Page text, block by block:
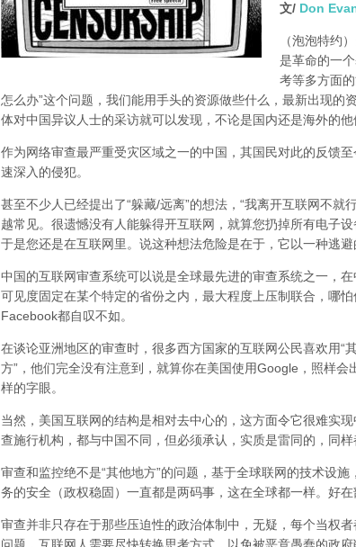
文/ Don
（泡泡特约）
是革命的一
考等多方面
怎么办”这个问题，我们能用手头的资源做些什么，最新出现的
体对中国异议人士的采访就可以发现，不论是国内还是海外的他
作为网络审查最严重受灾区域之一的中国，其国民对此的反馈
速深入的侵犯。
甚至不少人已经提出了“躲藏/远离”的想法，“我离开互联网不就
越常见。很遗憾没有人能躲得开互联网，就算您扔掉所有电子
于是您还是在互联网里。说这种想法危险是在于，它以一种逃
中国的互联网审查系统可以说是全球最先进的审查系统之一，
可见度固定在某个特定的省份之内，最大程度上压制联合 ，哪
Facebook都自叹不如。
在谈论亚洲地区的审查时，很多西方国家的互联网公民喜欢用“
方”，他们完全没有注意到， 就算你在美国使用Google，照样会
样的字眼。
当然，美国互联网的结构是相对去中心的，这方面令它很难实
查施行机构，都与中国不同，但必须承认， 实质是雷同的，同样
审查和监控绝不是“其他地方”的问题，基于全球联网的技术设
务的安全（政权稳固）一直都是两码事，这在全球都一样。好在
审查并非只存在于那些压迫性的政治体制中，无疑，每个当权